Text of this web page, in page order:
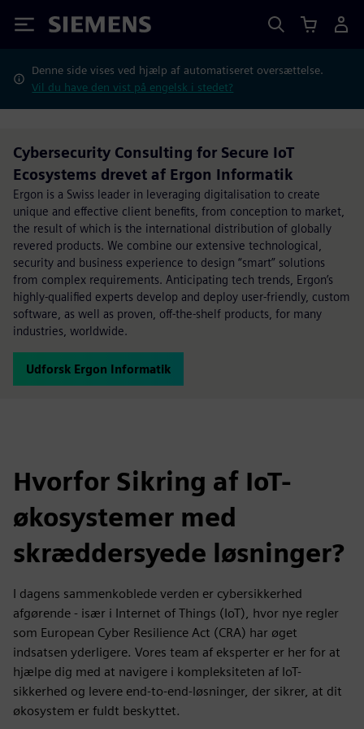
Siemens
Denne side vises ved hjælp af automatiseret oversættelse.
Vil du have den vist på engelsk i stedet?
Cybersecurity Consulting for Secure IoT
Ecosystems drevet af Ergon Informatik
Ergon is a Swiss leader in leveraging digitalisation to create
unique and effective client benefits, from conception to market,
the result of which is the international distribution of globally
revered products. We combine our extensive technological,
security and business experience to design “smart” solutions
from complex requirements. Anticipating tech trends, Ergon’s
highly-qualified experts develop and deploy user-friendly, custom
software, as well as proven, off-the-shelf products, for many
industries, worldwide.
Udforsk Ergon Informatik
Hvorfor Sikring af IoT-
økosystemer med
skræddersyede løsninger?
I dagens sammenkoblede verden er cybersikkerhed
afgørende - især i Internet of Things (IoT), hvor nye regler
som European Cyber Resilience Act (CRA) har øget
indsatsen yderligere. Vores team af eksperter er her for at
hjælpe dig med at navigere i kompleksiteten af IoT-
sikkerhed og levere end-to-end-løsninger, der sikrer, at dit
økosystem er fuldt beskyttet.